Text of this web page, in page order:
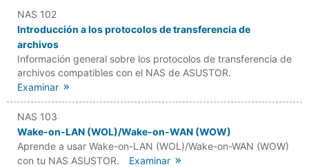
NAS 102
Introducción a los protocolos de transferencia de
archivos
Información general sobre los protocolos de transferencia de
archivos compatibles con el NAS de ASUSTOR.
Examinar
NAS 103
Wake-on-LAN (WOL)/Wake-on-WAN (WOW)
Aprende a usar Wake-on-LAN (WOL)/Wake-on-WAN (WOW)
con tu NAS ASUSTOR.
Examinar